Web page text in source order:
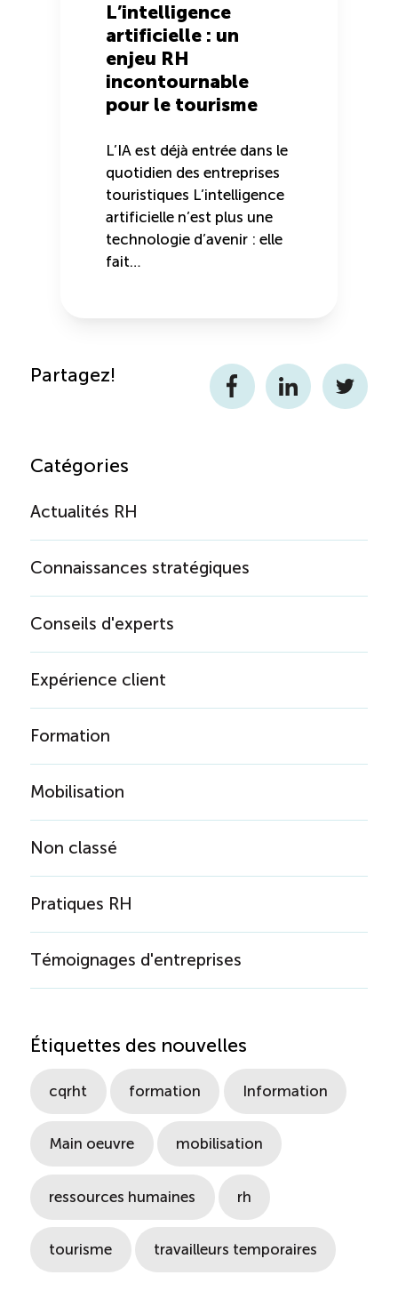
L’intelligence
artificielle : un
enjeu RH
incontournable
pour le tourisme
L’IA est déjà entrée dans le
quotidien des entreprises
touristiques L’intelligence
artificielle n’est plus une
technologie d’avenir : elle
fait…
Partagez!
FacebookLinkedInTwitter
Catégories
Actualités RH
Connaissances stratégiques
Conseils d'experts
Expérience client
Formation
Mobilisation
Non classé
Pratiques RH
Témoignages d'entreprises
Étiquettes des nouvelles
cqrht formation Information
Main oeuvre mobilisation
ressources humaines rh
tourisme travailleurs temporaires